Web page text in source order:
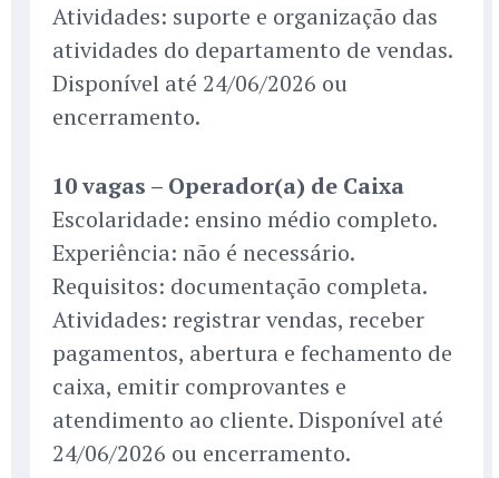
Atividades: suporte e organização das
atividades do departamento de vendas.
Disponível até 24/06/2026 ou
encerramento.
10 vagas – Operador(a) de Caixa
Escolaridade: ensino médio completo.
Experiência: não é necessário.
Requisitos: documentação completa.
Atividades: registrar vendas, receber
pagamentos, abertura e fechamento de
caixa, emitir comprovantes e
atendimento ao cliente. Disponível até
24/06/2026 ou encerramento.